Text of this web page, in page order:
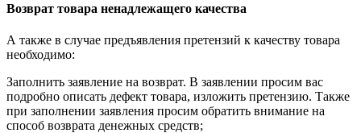
Возврат товара ненадлежащего качества
А также в случае предъявления претензий к качеству товара
необходимо:
Заполнить заявление на возврат. В заявлении просим вас
подробно описать дефект товара, изложить претензию. Также
при заполнении заявления просим обратить внимание на
способ возврата денежных средств;